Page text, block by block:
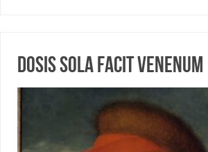
Dosis sola facit venenum